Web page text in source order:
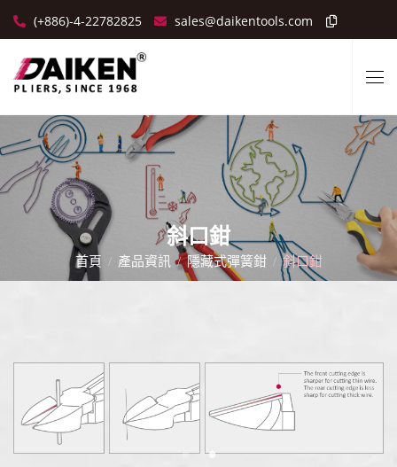
(+886)-4-22782825 sales@daikentools.com
斜口鉗
首頁 產品資訊 隱藏式彈簧鉗 斜口鉗